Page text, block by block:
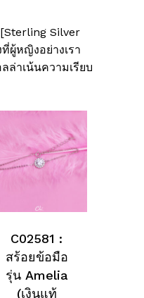
Silver
ผู้หญิงอย่างเรา
ล่าเน้นความเรียบ
C02581 :
สร้อยข้อมือ
รุ่น Amelia
(เงินแท้